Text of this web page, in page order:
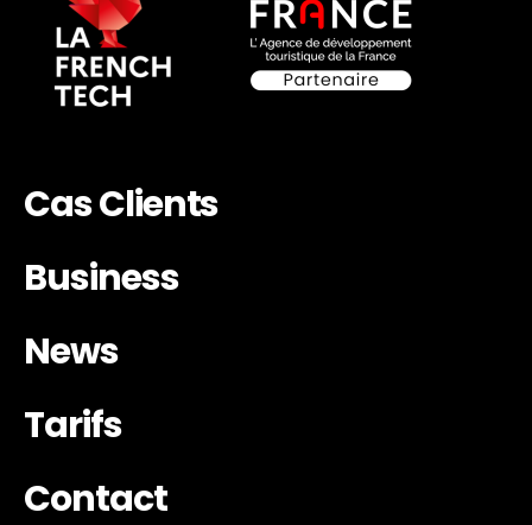
Cas Clients
Business
News
Tarifs
Contact